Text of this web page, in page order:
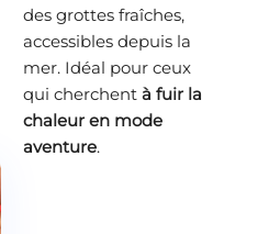
des grottes fraîches,
accessibles depuis la
mer. Idéal pour ceux
qui cherchent à fuir la
chaleur en mode
aventure.